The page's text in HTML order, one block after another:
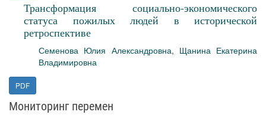
Трансформация социально-экономического
статуса пожилых людей в исторической
ретроспективе
Семенова Юлия Александровна, Щанина Екатерина
Владимировна
PDF
Мониторинг перемен